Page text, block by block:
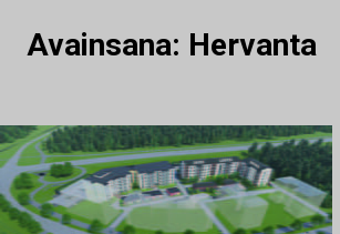
Avainsana: Hervanta